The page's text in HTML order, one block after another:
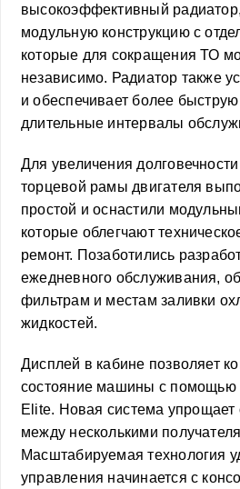
высокоэффективный
модульную конструкцию с
которые для сокращения ТО
независимо. Радиатор также
и обеспечивает более
длительные интервалы
Для увеличения
торцевой рамы двигателя
простой и оснастили
которые облегчают
ремонт. Позаботились
ежедневного обслуживания,
фильтрам и местам заливки
жидкостей.
Дисплей в кабине позволяет
состояние машины с помощью
Elite. Новая система
между несколькими
Масштабируемая технология
управления начинается с